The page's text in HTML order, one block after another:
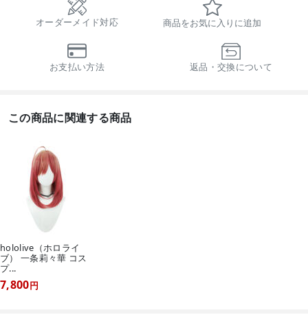
オーダーメイド対応 商品をお気に入りに追加
お支払い方法 返品・交換について
この商品に関連する商品
hololive（ホロライ
ブ） 一条莉々華 コス
プ...
7,800円